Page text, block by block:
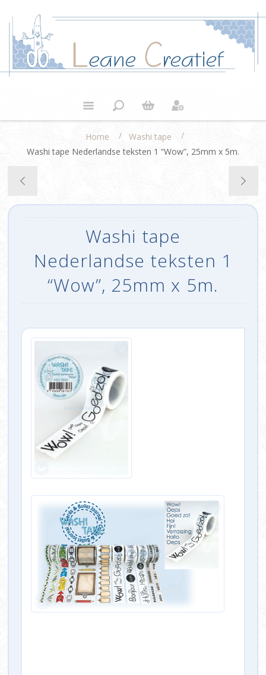
Home / Washi tape
/
Washi tape Nederlandse teksten 1 “Wow”, 25mm x 5m.
Washi tape
Nederlandse teksten 1
“Wow”, 25mm x 5m.